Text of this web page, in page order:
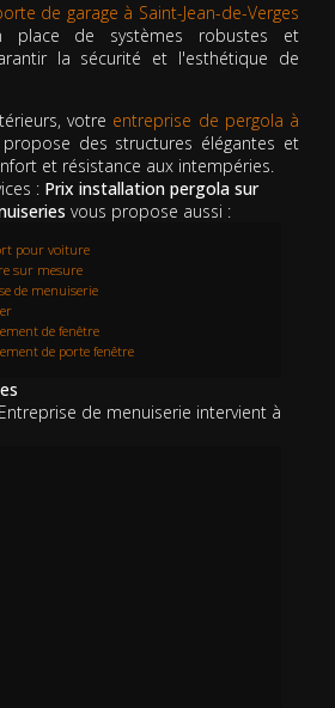
de garage à Saint-Jean-de-Verges
place de systèmes robustes et
la sécurité et l'esthétique de
votre entreprise de pergola à
propose des structures élégantes et
et résistance aux intempéries.
: Prix installation pergola sur
vous propose aussi :
pour voiture
sur mesure
de menuiserie
de fenêtre
de porte fenêtre
de menuiserie intervient à